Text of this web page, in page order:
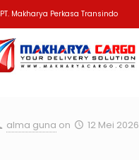
PT. Makharya Perkasa Transindo
alma guna on 12 Mei 2026